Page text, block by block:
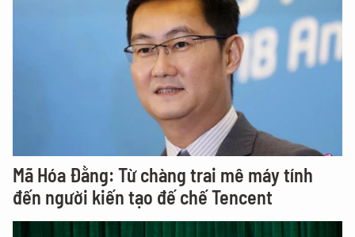
Mã Hóa Đằng: Từ chàng trai mê máy tính
đến người kiến tạo đế chế Tencent